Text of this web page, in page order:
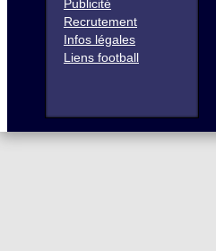
Publicité
Recrutement
Infos légales
Liens football